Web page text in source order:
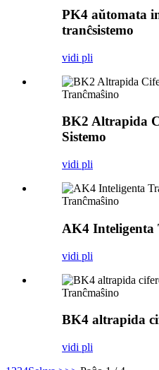
PK4 aŭtomata
tranĉsistemo
vidi pli
Tranĉmaŝino
BK2 Altrapida
Sistemo
vidi pli
Tranĉmaŝino
AK4 Inteligenta
vidi pli
Tranĉmaŝino
BK4 altrapida
vidi pli